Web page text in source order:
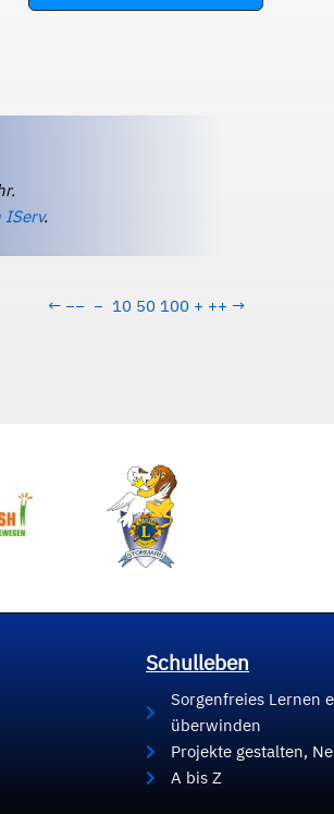
IServ.
← −− − 10 50 100 + ++ →
Schulleben
Sorgenfreies Lernen
überwinden
Projekte gestalten,
A bis Z